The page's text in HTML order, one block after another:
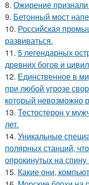
8. Ожирение признали
9. Бетонный мост
10. Российская
развиваться.
11. 5 легендарных
древних богов и
12. Единственное в
при любой угрозе
который невозможно
13. Тестостерон у
лет.
14. Уникальные
полярных станций,
опрокинутых на
15. Какие они,